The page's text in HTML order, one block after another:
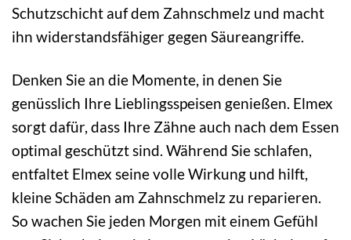
Schutzschicht auf dem Zahnschmelz und macht
ihn widerstandsfähiger gegen Säureangriffe.
Denken Sie an die Momente, in denen Sie
genüsslich Ihre Lieblingsspeisen genießen. Elmex
sorgt dafür, dass Ihre Zähne auch nach dem Essen
optimal geschützt sind. Während Sie schlafen,
entfaltet Elmex seine volle Wirkung und hilft,
kleine Schäden am Zahnschmelz zu reparieren.
So wachen Sie jeden Morgen mit einem Gefühl